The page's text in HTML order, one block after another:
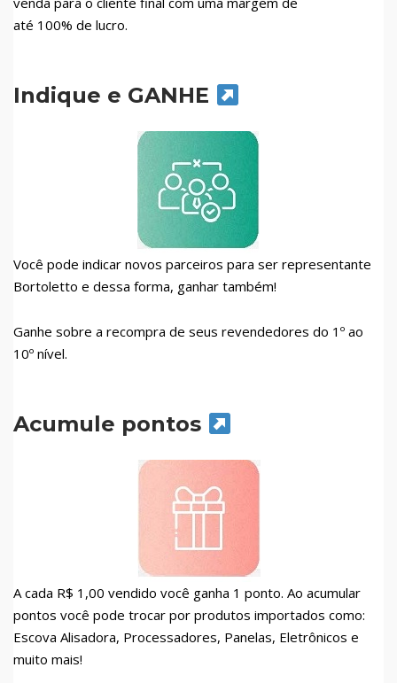
até 100% de lucro.
Indique e GANHE
Você pode indicar novos parceiros para ser representante
Bortoletto e dessa forma, ganhar também!
Ganhe sobre a recompra de seus revendedores do 1º ao
10º nível.
Acumule pontos
A cada R$ 1,00 vendido você ganha 1 ponto. Ao acumular
pontos você pode trocar por produtos importados como:
Escova Alisadora, Processadores, Panelas, Eletrônicos e
muito mais!